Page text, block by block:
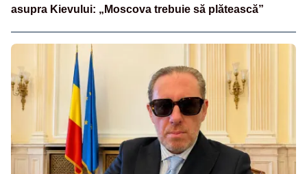
asupra Kievului: „Moscova trebuie să plătească”